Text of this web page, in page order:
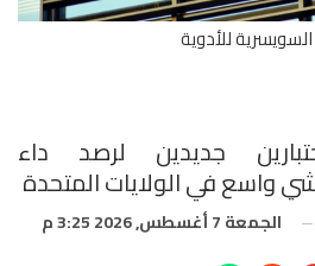
للأدوية
جديدين لرصد داء
واسع في الولايات المتحدة
الجمعة 7 أغسطس, 2026 3:25 م